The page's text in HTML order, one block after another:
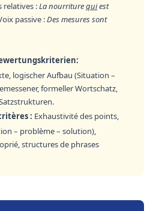
relatives :La nourriturequiest
passive :Des mesures sont
logischer Aufbau (Situation –
formeller Wortschatz,
: Exhaustivité des points,
– problème – solution),
structures de phrases